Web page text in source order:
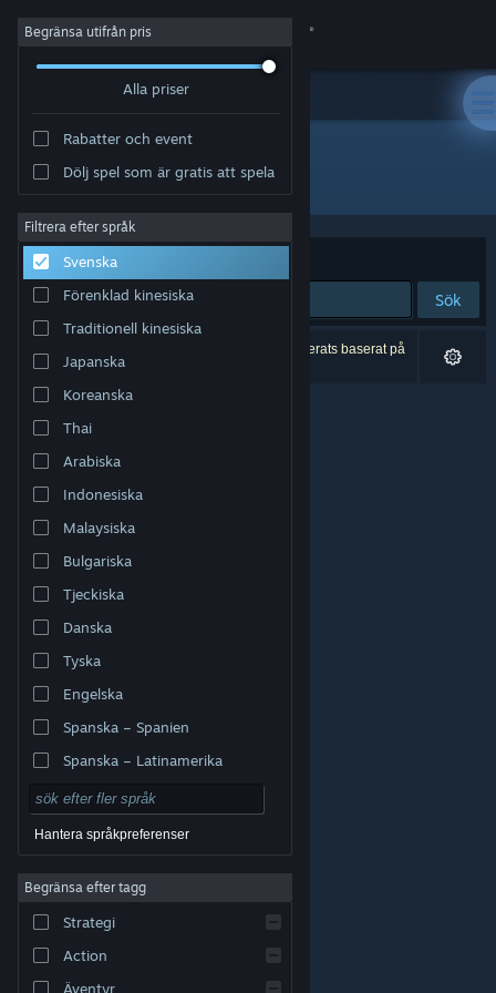
Logga in
Om
Support
Byt språk
Skaffa Steams mobilapp
Se skrivbordswebbplats
varumärken tillhör respektive ägare i USA och andra
Tillgänglighet
Återbetalningar|
Begränsa utifrån pris
Alla priser
Rabatter och event
Dölj spel som är gratis att spela
Filtrera efter språk
Svenska
Förenklad kinesiska
Traditionell kinesiska
Japanska
Koreanska
Thai
Arabiska
Indonesiska
Malaysiska
Bulgariska
Tjeckiska
Danska
Tyska
Engelska
Spanska – Spanien
Spanska – Latinamerika
Hantera språkpreferenser
Begränsa efter tagg
Strategi
Action
Äventyr
Utvecklare: Overhaul Games
Sortera efter Relevans
Sök
0 träffar matchade din sökning. 1 titel har exkluderats baserat på
dina preferenser.